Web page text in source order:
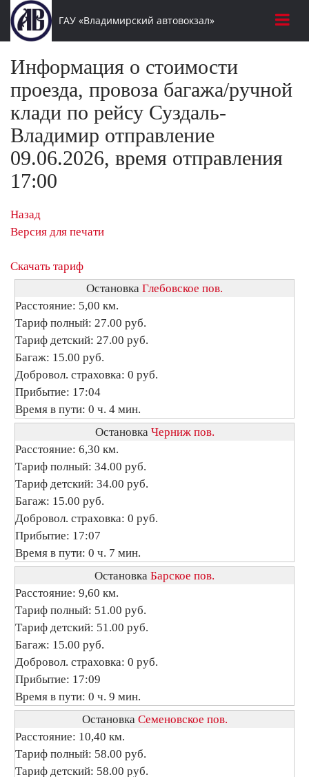
ГАУ «Владимирский автовокзал»
Информация о стоимости
проезда, провоза багажа/ручной
клади по рейсу Суздаль-
Владимир отправление
09.06.2026, время отправления
17:00
Назад
Версия для печати
Скачать тариф
Остановка Глебовское пов.
Расстояние: 5,00 км.
Тариф полный: 27.00 руб.
Тариф детский: 27.00 руб.
Багаж: 15.00 руб.
Добровол. страховка: 0 руб.
Прибытие: 17:04
Время в пути: 0 ч. 4 мин.
Остановка Черниж пов.
Расстояние: 6,30 км.
Тариф полный: 34.00 руб.
Тариф детский: 34.00 руб.
Багаж: 15.00 руб.
Добровол. страховка: 0 руб.
Прибытие: 17:07
Время в пути: 0 ч. 7 мин.
Остановка Барское пов.
Расстояние: 9,60 км.
Тариф полный: 51.00 руб.
Тариф детский: 51.00 руб.
Багаж: 15.00 руб.
Добровол. страховка: 0 руб.
Прибытие: 17:09
Время в пути: 0 ч. 9 мин.
Остановка Семеновское пов.
Расстояние: 10,40 км.
Тариф полный: 58.00 руб.
Тариф детский: 58.00 руб.